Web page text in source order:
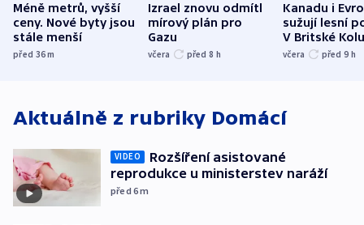
Méně metrů, vyšší
ceny. Nové byty jsou
stále menší
před 36m
Izrael znovu odmítl
mírový plán pro
Gazu
včera před 8 h
Kanadu i
sužují lesní
V Britské
evakuovali
včera před 9 h
Aktuálně z rubriky Domácí
VIDEO
Rozšíření asistované
reprodukce u ministerstev naráží
před 6m